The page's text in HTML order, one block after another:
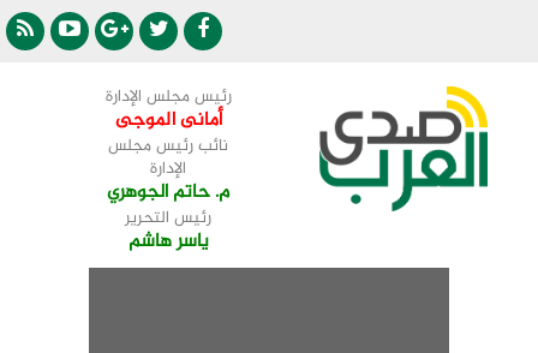
رئيس مجلس الإدارة
أمانى الموجى
نائب رئيس مجلس
الإدارة
م. حاتم الجوهري
رئيس التحرير
ياسر هاشم